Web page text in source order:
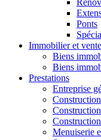
Ponts
Immobilier et
Biens
Biens
Prestations
Entreprise
Menuiserie